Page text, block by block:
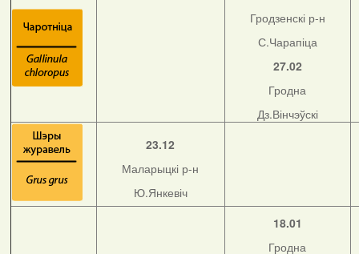
Гродзенскі р-н
С.Чарапіца
27.02
Гродна
Дз.Вінчэўскі
23.12
Маларыцкі р-н
Ю.Янкевіч
18.01
Гродна